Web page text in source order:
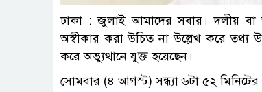
ঢাকা : জুলাই আমাদের সবার। দলীয় বা
অস্বীকার করা উচিত না উল্লেখ করে তথ্য
করে অভ্যুত্থানে যুক্ত হয়েছেন।
সোমবার (৪ আগস্ট) সন্ধ্যা ৬টা ৫২